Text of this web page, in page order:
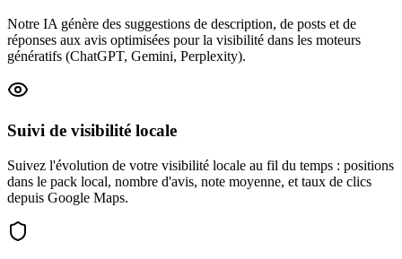
Notre IA génère des suggestions de description, de posts et de
réponses aux avis optimisées pour la visibilité dans les moteurs
génératifs (ChatGPT, Gemini, Perplexity).
Suivi de visibilité locale
Suivez l'évolution de votre visibilité locale au fil du temps : positions
dans le pack local, nombre d'avis, note moyenne, et taux de clics
depuis Google Maps.